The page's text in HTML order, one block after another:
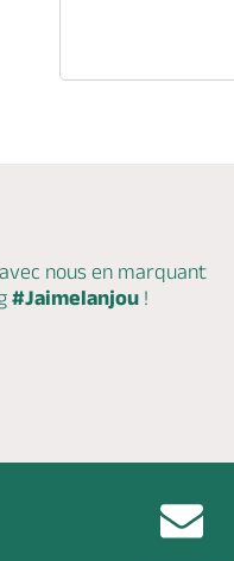
nous en marquant
#Jaimelanjou !